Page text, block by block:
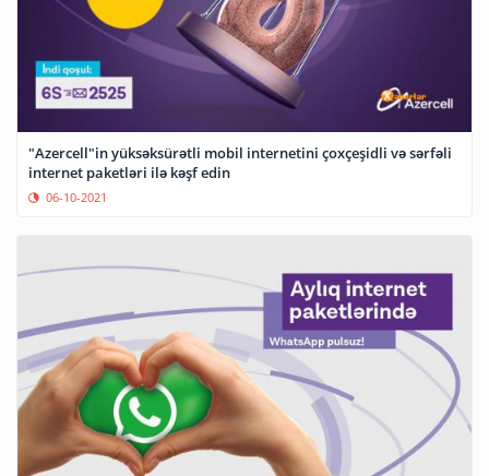
"Azercell"in yüksəksürətli mobil internetini çoxçeşidli və sərfəli
internet paketləri ilə kəşf edin
06-10-2021